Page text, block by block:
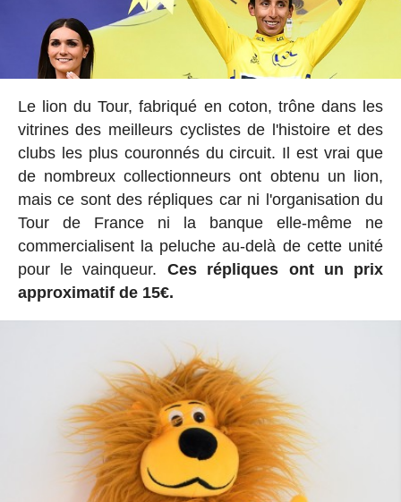
Le lion du Tour, fabriqué en coton, trône dans les
vitrines des meilleurs cyclistes de l'histoire et des
clubs les plus couronnés du circuit. Il est vrai que
de nombreux collectionneurs ont obtenu un lion,
mais ce sont des répliques car ni l'organisation du
Tour de France ni la banque elle-même ne
commercialisent la peluche au-delà de cette unité
pour le vainqueur. Ces répliques ont un prix
approximatif de 15€.